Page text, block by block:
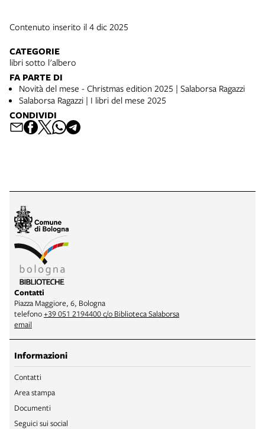
Contenuto inserito il 4 dic 2025
CATEGORIE
libri sotto l'albero
FA PARTE DI
Novità del mese - Christmas edition 2025 | Salaborsa Ragazzi
Salaborsa Ragazzi | I libri del mese 2025
CONDIVIDI
Contatti
Piazza Maggiore, 6, Bologna
telefono+39 051 2194400 c/o Biblioteca Salaborsa
email
Informazioni
Contatti
Area stampa
Documenti
Seguici sui social